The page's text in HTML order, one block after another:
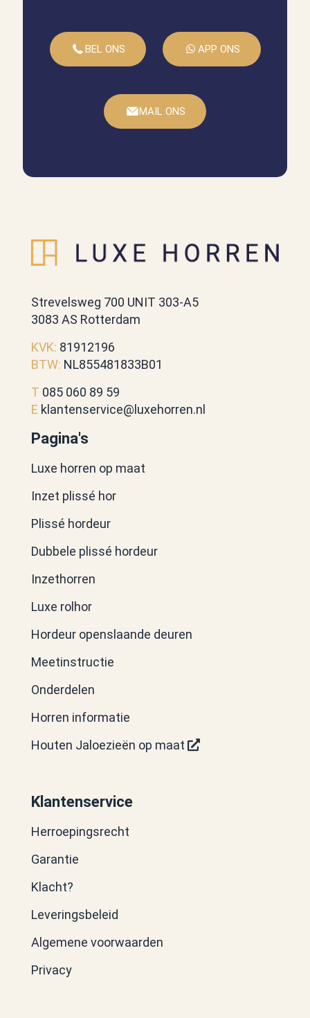
BEL ONS APP ONS
MAIL ONS
Strevelsweg 700 UNIT 303-A5
3083 AS Rotterdam
KVK: 81912196
BTW: NL855481833B01
T 085 060 89 59
E klantenservice@luxehorren.nl
Pagina's
Luxe horren op maat
Inzet plissé hor
Plissé hordeur
Dubbele plissé hordeur
Inzethorren
Luxe rolhor
Hordeur openslaande deuren
Meetinstructie
Onderdelen
Horren informatie
Houten Jaloezieën op maat
Klantenservice
Herroepingsrecht
Garantie
Klacht?
Leveringsbeleid
Algemene voorwaarden
Privacy